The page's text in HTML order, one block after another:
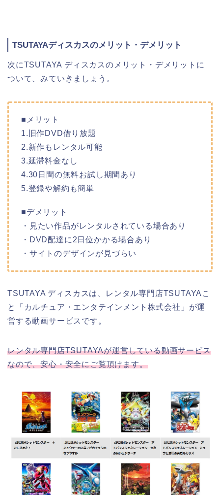
TSUTAYAディスカスのメリット・デメリット
次にTSUTAYA ディスカスのメリット・デメリットに
ついて、みていきましょう。
■メリット
1.旧作DVD借り放題
2.新作もレンタル可能
3.延滞料金なし
4.30日間の無料お試し期間あり
5.登録や解約も簡単
■デメリット
・見たい作品がレンタルされている場合あり
・DVD配達に2日位かかる場合あり
・サイトのデザインが見づらい
TSUTAYA ディスカスは、レンタル専門店TSUTAYAこ
と「カルチュア・エンタテインメント株式会社」が運
営する動画サービスです。
レンタル専門店TSUTAYAが運営している動画サービス
なので、安心・安全にご覧頂けます。